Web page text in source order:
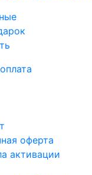
оферта
активации